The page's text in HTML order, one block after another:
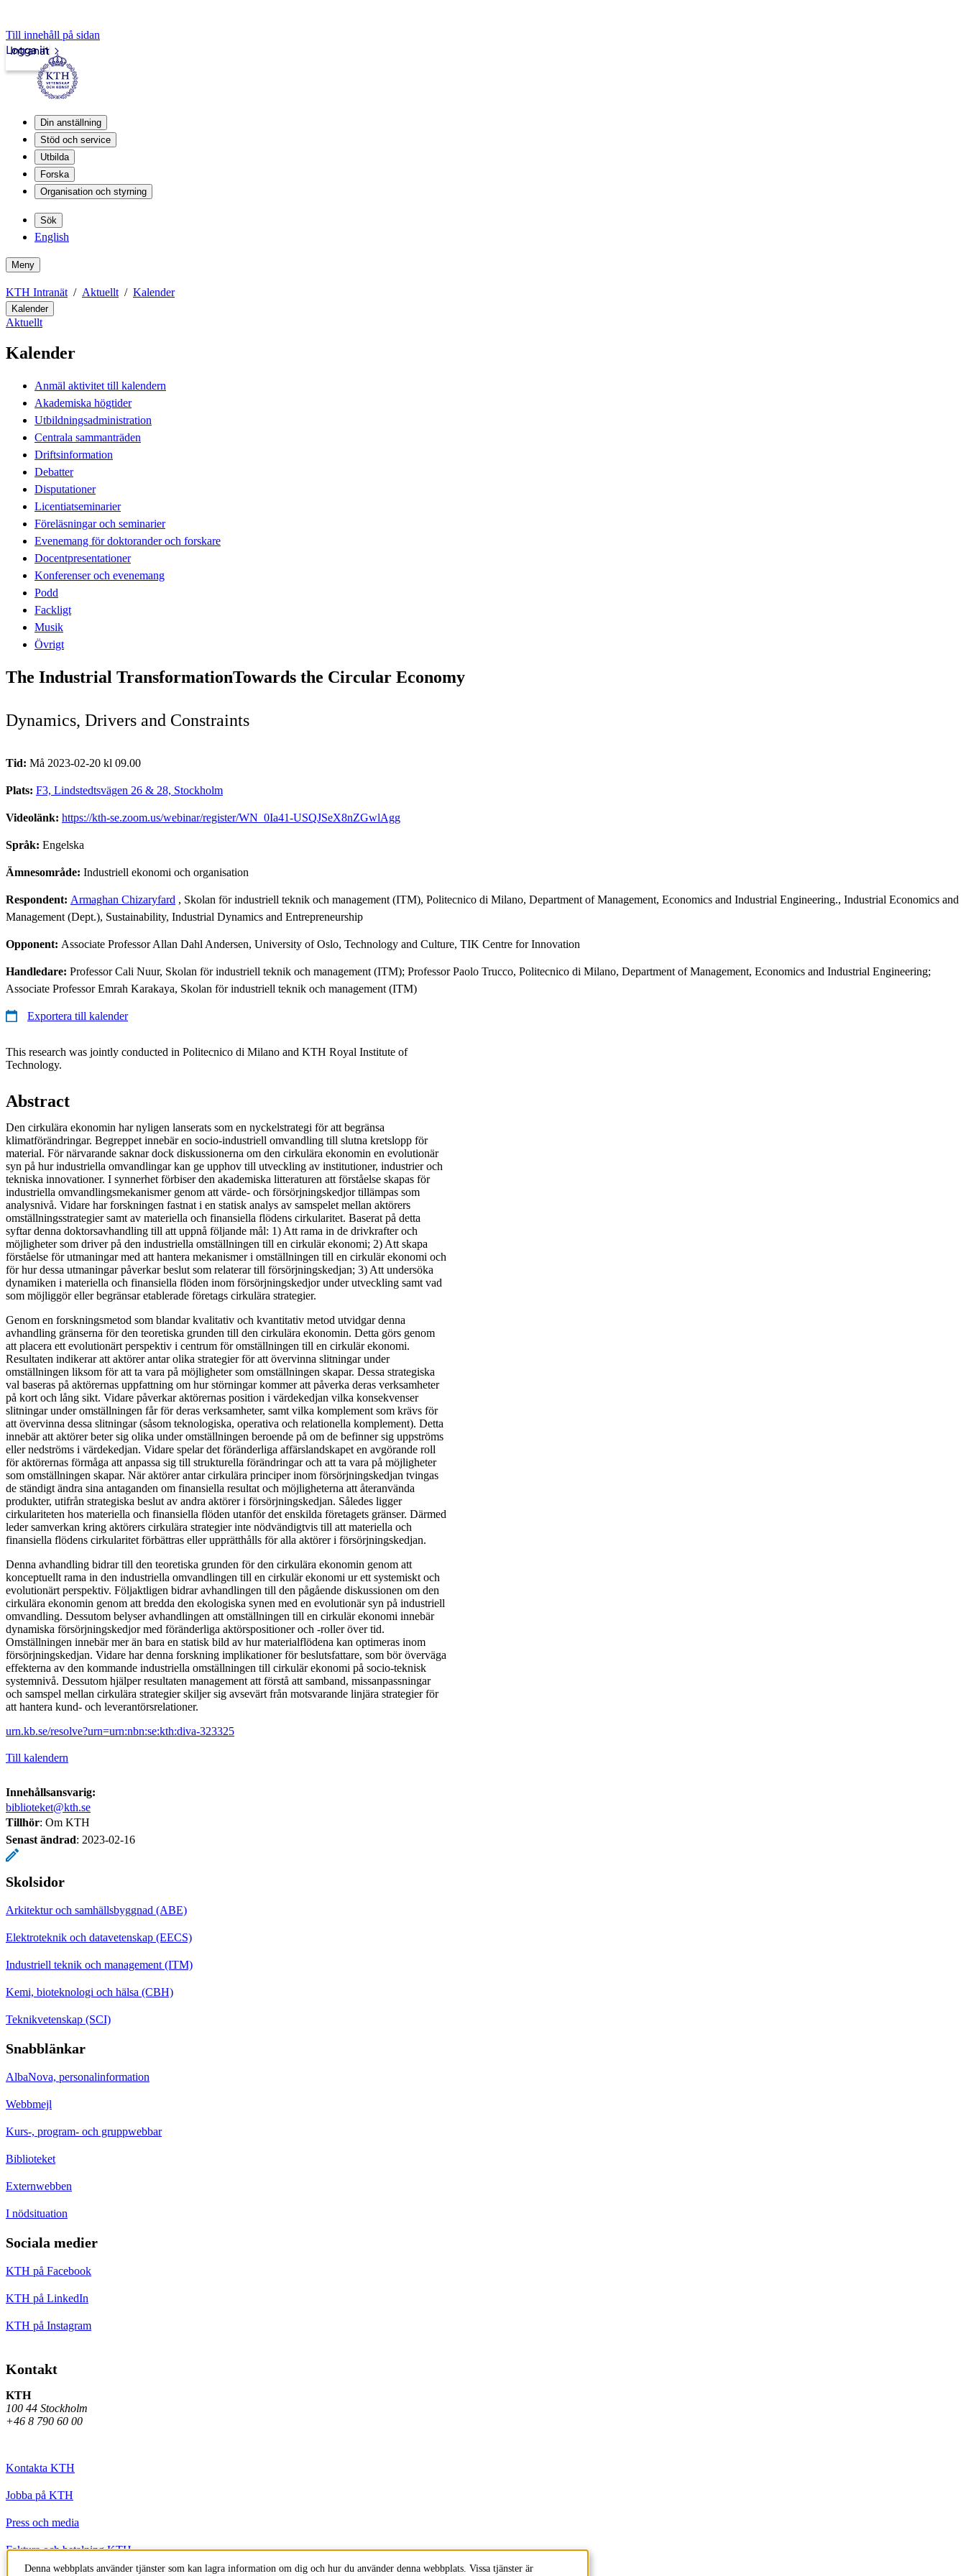
Till innehåll på sidan
Intranät
Logga in
Din anställning
Stöd och service
Utbilda
Forska
Organisation och styrning
Sök
English
Meny
KTH Intranät Aktuellt Kalender
Kalender
Aktuellt
Kalender
Anmäl aktivitet till kalendern
Akademiska högtider
Utbildningsadministration
Centrala sammanträden
Driftsinformation
Debatter
Disputationer
Licentiatseminarier
Föreläsningar och seminarier
Evenemang för doktorander och forskare
Docentpresentationer
Konferenser och evenemang
Podd
Fackligt
Musik
Övrigt
The Industrial TransformationTowards the Circular Economy
Dynamics, Drivers and Constraints
Tid: Må 2023-02-20 kl 09.00
Plats: F3, Lindstedtsvägen 26 & 28, Stockholm
Videolänk: https://kth-se.zoom.us/webinar/register/WN_0Ia41-USQJSeX8nZGwlAgg
Språk: Engelska
Ämnesområde: Industriell ekonomi och organisation
Respondent: Armaghan Chizaryfard , Skolan för industriell teknik och management (ITM), Politecnico di Milano, Department of Management, Economics and Industrial Engineering., Industrial Economics and
Management (Dept.), Sustainability, Industrial Dynamics and Entrepreneurship
Opponent: Associate Professor Allan Dahl Andersen, University of Oslo, Technology and Culture, TIK Centre for Innovation
Handledare: Professor Cali Nuur, Skolan för industriell teknik och management (ITM); Professor Paolo Trucco, Politecnico di Milano, Department of Management, Economics and Industrial Engineering;
Associate Professor Emrah Karakaya, Skolan för industriell teknik och management (ITM)
Exportera till kalender
This research was jointly conducted in Politecnico di Milano and KTH Royal Institute of
Technology.
Abstract
Den cirkulära ekonomin har nyligen lanserats som en nyckelstrategi för att begränsa
klimatförändringar. Begreppet innebär en socio-industriell omvandling till slutna kretslopp för
material. För närvarande saknar dock diskussionerna om den cirkulära ekonomin en evolutionär
syn på hur industriella omvandlingar kan ge upphov till utveckling av institutioner, industrier och
tekniska innovationer. I synnerhet förbiser den akademiska litteraturen att förståelse skapas för
industriella omvandlingsmekanismer genom att värde- och försörjningskedjor tillämpas som
analysnivå. Vidare har forskningen fastnat i en statisk analys av samspelet mellan aktörers
omställningsstrategier samt av materiella och finansiella flödens cirkularitet. Baserat på detta
syftar denna doktorsavhandling till att uppnå följande mål: 1) Att rama in de drivkrafter och
möjligheter som driver på den industriella omställningen till en cirkulär ekonomi; 2) Att skapa
förståelse för utmaningar med att hantera mekanismer i omställningen till en cirkulär ekonomi och
för hur dessa utmaningar påverkar beslut som relaterar till försörjningskedjan; 3) Att undersöka
dynamiken i materiella och finansiella flöden inom försörjningskedjor under utveckling samt vad
som möjliggör eller begränsar etablerade företags cirkulära strategier.
Genom en forskningsmetod som blandar kvalitativ och kvantitativ metod utvidgar denna
avhandling gränserna för den teoretiska grunden till den cirkulära ekonomin. Detta görs genom
att placera ett evolutionärt perspektiv i centrum för omställningen till en cirkulär ekonomi.
Resultaten indikerar att aktörer antar olika strategier för att övervinna slitningar under
omställningen liksom för att ta vara på möjligheter som omställningen skapar. Dessa strategiska
val baseras på aktörernas uppfattning om hur störningar kommer att påverka deras verksamheter
på kort och lång sikt. Vidare påverkar aktörernas position i värdekedjan vilka konsekvenser
slitningar under omställningen får för deras verksamheter, samt vilka komplement som krävs för
att övervinna dessa slitningar (såsom teknologiska, operativa och relationella komplement). Detta
innebär att aktörer beter sig olika under omställningen beroende på om de befinner sig uppströms
eller nedströms i värdekedjan. Vidare spelar det föränderliga affärslandskapet en avgörande roll
för aktörernas förmåga att anpassa sig till strukturella förändringar och att ta vara på möjligheter
som omställningen skapar. När aktörer antar cirkulära principer inom försörjningskedjan tvingas
de ständigt ändra sina antaganden om finansiella resultat och möjligheterna att återanvända
produkter, utifrån strategiska beslut av andra aktörer i försörjningskedjan. Således ligger
cirkulariteten hos materiella och finansiella flöden utanför det enskilda företagets gränser. Därmed
leder samverkan kring aktörers cirkulära strategier inte nödvändigtvis till att materiella och
finansiella flödens cirkularitet förbättras eller upprätthålls för alla aktörer i försörjningskedjan.
Denna avhandling bidrar till den teoretiska grunden för den cirkulära ekonomin genom att
konceptuellt rama in den industriella omvandlingen till en cirkulär ekonomi ur ett systemiskt och
evolutionärt perspektiv. Följaktligen bidrar avhandlingen till den pågående diskussionen om den
cirkulära ekonomin genom att bredda den ekologiska synen med en evolutionär syn på industriell
omvandling. Dessutom belyser avhandlingen att omställningen till en cirkulär ekonomi innebär
dynamiska försörjningskedjor med föränderliga aktörspositioner och -roller över tid.
Omställningen innebär mer än bara en statisk bild av hur materialflödena kan optimeras inom
försörjningskedjan. Vidare har denna forskning implikationer för beslutsfattare, som bör överväga
effekterna av den kommande industriella omställningen till cirkulär ekonomi på socio-teknisk
systemnivå. Dessutom hjälper resultaten management att förstå att samband, missanpassningar
och samspel mellan cirkulära strategier skiljer sig avsevärt från motsvarande linjära strategier för
att hantera kund- och leverantörsrelationer.
urn.kb.se/resolve?urn=urn:nbn:se:kth:diva-323325
Till kalendern
Innehållsansvarig:
biblioteket@kth.se
Tillhör: Om KTH
Senast ändrad: 2023-02-16
Skolsidor
Arkitektur och samhällsbyggnad (ABE)
Elektroteknik och datavetenskap (EECS)
Industriell teknik och management (ITM)
Kemi, bioteknologi och hälsa (CBH)
Teknikvetenskap (SCI)
Snabblänkar
AlbaNova, personalinformation
Webbmejl
Kurs-, program- och gruppwebbar
Biblioteket
Externwebben
I nödsituation
Sociala medier
KTH på Facebook
KTH på LinkedIn
KTH på Instagram
Kontakt
KTH
100 44 Stockholm
+46 8 790 60 00
Kontakta KTH
Jobba på KTH
Press och media
Faktura och betalning KTH
Denna webbplats använder tjänster som kan lagra information om dig och hur du använder denna webbplats. Vissa tjänster är